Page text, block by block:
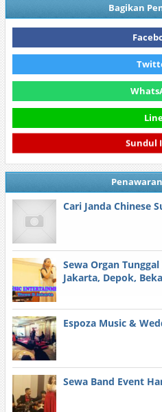
Bagikan
Sundul
Cari Janda Chinese
Sewa Organ
Jakarta, Depok,
Espoza Music &
Sewa Band Event